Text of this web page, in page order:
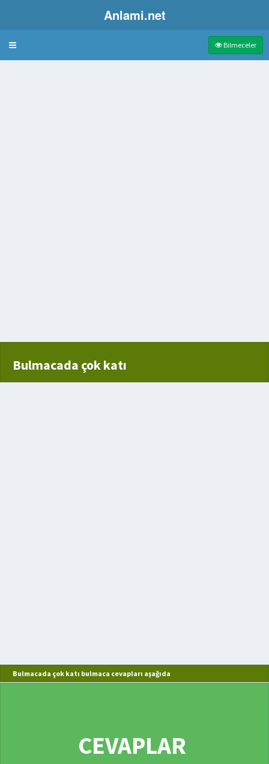
Anlami.net
Bulmaca Bilmeceler
Bulmacada çok katı
Bulmacada çok katı bulmaca cevapları aşağıda
CEVAPLAR